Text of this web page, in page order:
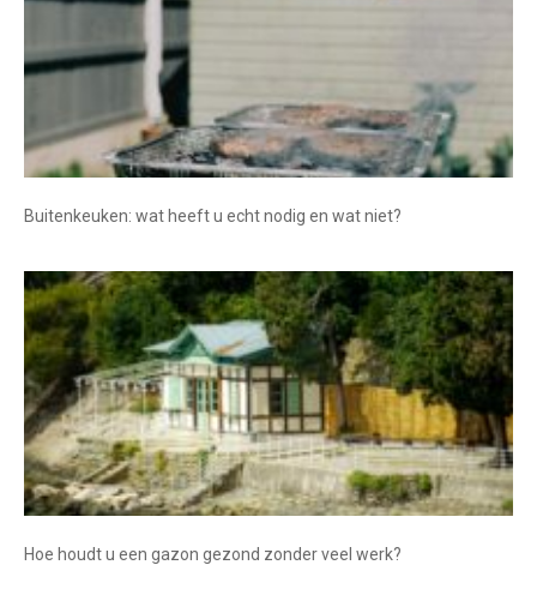
Buitenkeuken: wat heeft u echt nodig en wat niet?
Hoe houdt u een gazon gezond zonder veel werk?